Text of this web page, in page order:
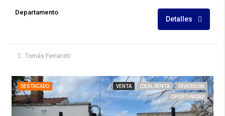
Departamento
Detalles
Tomás Ferrarotti
DESTACADO VENTA IDEAL RENTA
INVERSION
OPORTUNIDAD